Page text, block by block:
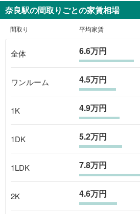
奈良駅の間取りごとの家賃相場
間取り 平均家賃
全体 6.6万円
ワンルーム 4.5万円
1K 4.9万円
1DK 5.2万円
1LDK 7.8万円
2K 4.6万円